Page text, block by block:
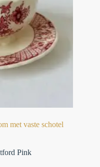
met vaste schotel⁠
Pink